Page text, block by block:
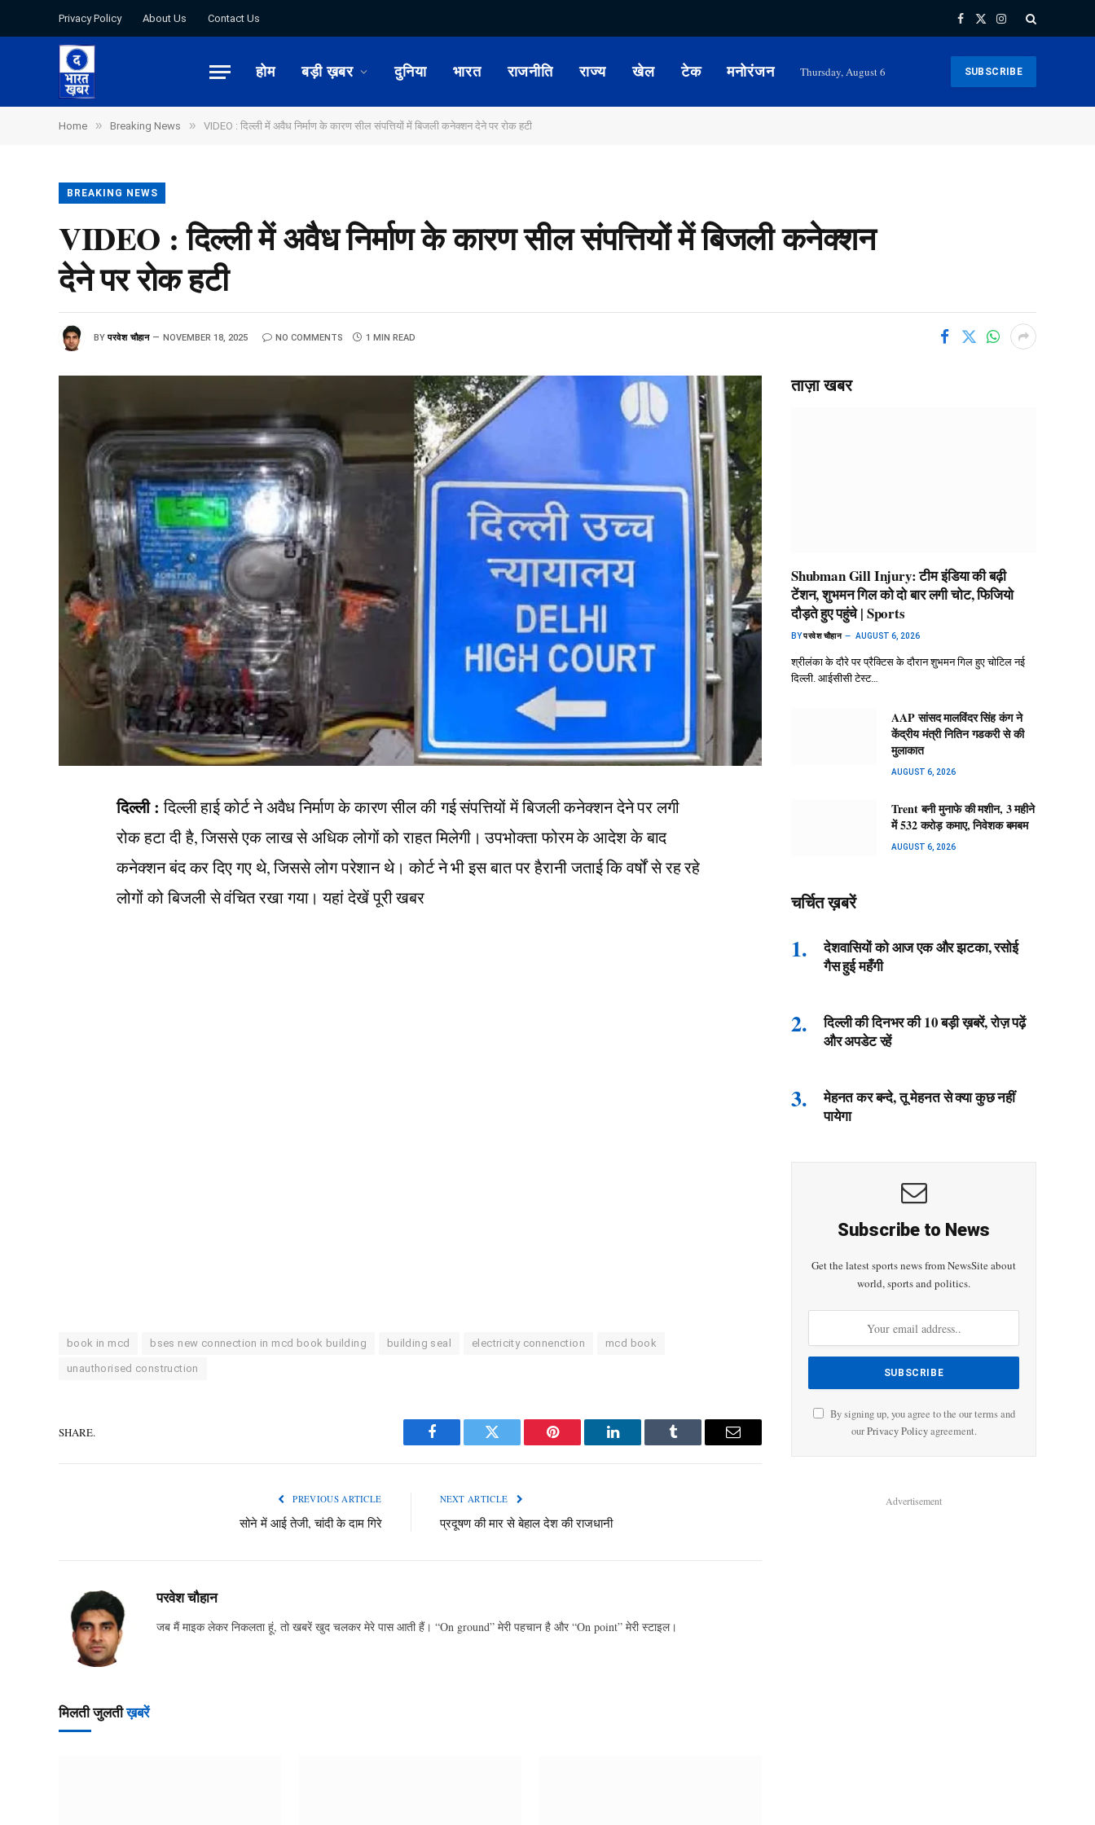
Privacy Policy About Us Contact Us Facebook
X
Instagram
होम बड़ी ख़बर दुनिया भारत राजनीति राज्य खेल टेक मनोरंजन Thursday, August 6 SUBSCRIBE
Home » Breaking News » VIDEO : दिल्ली में अवैध निर्माण के कारण सील संपत्तियों में बिजली कनेक्शन देने पर रोक हटी
BREAKING NEWS
VIDEO : दिल्ली में अवैध निर्माण के कारण सील संपत्तियों में बिजली कनेक्शन
देने पर रोक हटी
BY परवेश चौहान NOVEMBER 18, 2025 NO COMMENTS 1 MIN READ
दिल्ली : दिल्ली हाई कोर्ट ने अवैध निर्माण के कारण सील की गई संपत्तियों में बिजली कनेक्शन देने पर लगी
रोक हटा दी है, जिससे एक लाख से अधिक लोगों को राहत मिलेगी। उपभोक्ता फोरम के आदेश के बाद
कनेक्शन बंद कर दिए गए थे, जिससे लोग परेशान थे। कोर्ट ने भी इस बात पर हैरानी जताई कि वर्षों से रह रहे
लोगों को बिजली से वंचित रखा गया। यहां देखें पूरी खबर
book in mcd bses new connection in mcd book building building seal electricity connenction mcd book
unauthorised construction
SHARE.
Facebook Twitter Pinterest LinkedIn Tumblr Email
PREVIOUS ARTICLE
सोने में आई तेजी, चांदी के दाम गिरे
NEXT ARTICLE
प्रदूषण की मार से बेहाल देश की राजधानी
परवेश चौहान
जब मैं माइक लेकर निकलता हूं, तो खबरें खुद चलकर मेरे पास आती हैं। “On ground” मेरी पहचान है और “On point” मेरी स्टाइल।
मिलती जुलतीख़बरें
ताज़ा खबर
Shubman Gill Injury: टीम इंडिया की बढ़ी
टेंशन, शुभमन गिल को दो बार लगी चोट, फिजियो
दौड़ते हुए पहुंचे | Sports
BYपरवेश चौहान AUGUST 6, 2026
श्रीलंका के दौरे पर प्रैक्टिस के दौरान शुभमन गिल हुए चोटिल नई
दिल्ली. आईसीसी टेस्ट…
AAP सांसद मालविंदर सिंह कंग ने
केंद्रीय मंत्री नितिन गडकरी से की
मुलाकात
AUGUST 6, 2026
Trent बनी मुनाफे की मशीन, 3 महीने
में 532 करोड़ कमाए, निवेशक बमबम
AUGUST 6, 2026
चर्चित ख़बरें
देशवासियों को आज एक और झटका, रसोई
गैस हुई महँगी
दिल्ली की दिनभर की 10 बड़ी ख़बरें, रोज़ पढ़ें
और अपडेट रहें
मेहनत कर बन्दे, तू मेहनत से क्या कुछ नहीं
पायेगा
Subscribe to News
Get the latest sports news from NewsSite about
world, sports and politics.
By signing up, you agree to the our terms and
ourPrivacy Policyagreement.
Advertisement